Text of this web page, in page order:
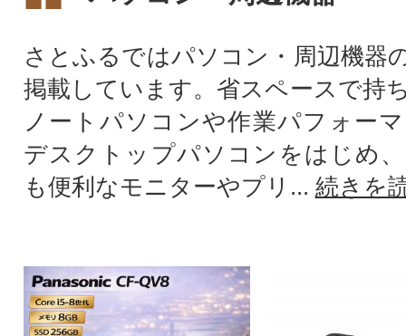
さとふるではパソコン・周辺機器
掲載しています。省スペースで持
ノートパソコンや作業パフォー
デスクトップパソコンをはじめ
も便利なモニターやプリ... 続きを